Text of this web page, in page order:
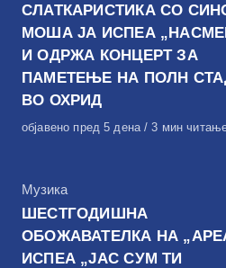
СЛАТКАРИСТИКА СО
МОША ЈА ИСПЕА
И ОДРЖА КОНЦЕРТ ЗА
ПАМЕТЕЊЕ НА ПОЛН
ВО ОХРИД
Објавено
објавено пред 5 дена 3 мин
КАтегорија
Музика
ШЕСТГОДИШНА
ОБОЖАВАТЕЛКА НА
ИСПЕА „ЈАС СУМ ТИ